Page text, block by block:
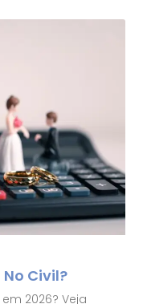
Civil?
2026? Veja